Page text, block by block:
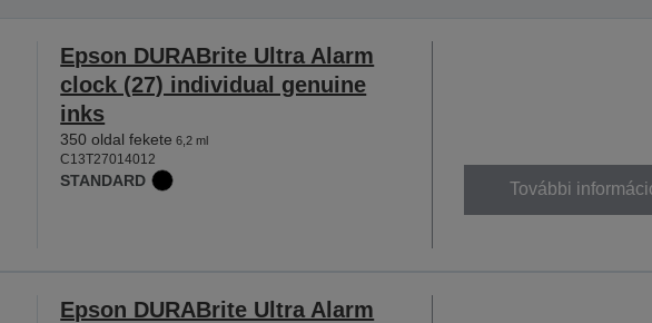
Epson DURABrite Ultra Alarm
clock (27) individual genuine
inks
350 oldal fekete 6,2 ml
C13T27014012
STANDARD További
Epson DURABrite Ultra Alarm